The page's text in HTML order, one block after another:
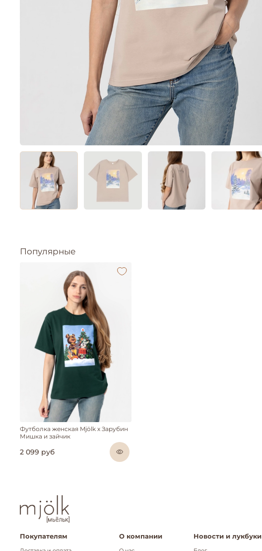
Популярные
Футболка женская Mjölk х Зарубин
Мишка и зайчик
2 099 руб
Покупателям О компании Новости и лукбуки